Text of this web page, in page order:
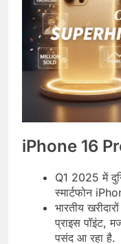
iPhone 16
Q1 2025 में
स्मार्टफोन
भारतीय
प्राइस पॉइंट,
पसंद आ रहा है.